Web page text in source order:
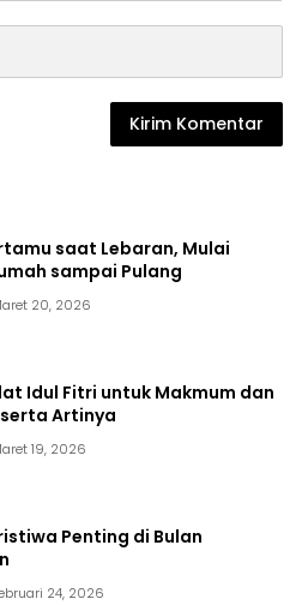
saat Lebaran, Mulai
sampai Pulang
20, 2026
Idul Fitri untuk Makmum dan
Artinya
19, 2026
Penting di Bulan
24, 2026